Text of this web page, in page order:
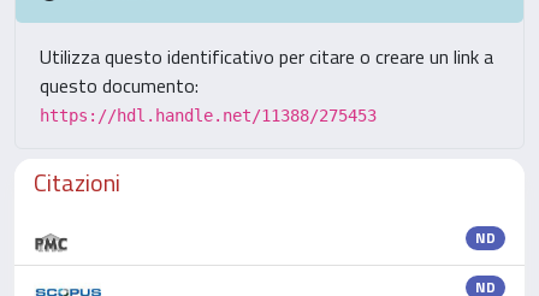
Utilizza questo identificativo per citare o creare un link a
questo documento:
https://hdl.handle.net/11388/275453
Citazioni
ND
ND